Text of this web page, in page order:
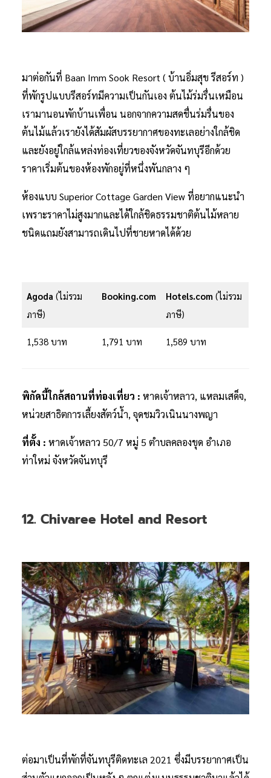
มาต่อกันที่ Baan Imm Sook Resort ( บ้านอิ่มสุข รีสอร์ท )
ที่พักรูปแบบรีสอร์ทมีความเป็นกันเอง ต้นไม้ร่มรื่นเหมือน
เรามานอนพักบ้านเพื่อน นอกจากความสดชื่นร่มรื่นของ
ต้นไม้แล้วเรายังได้สัมผัสบรรยากาศของทะเลอย่างใกล้ชิด
และยังอยู่ใกล้แหล่งท่องเที่ยวของจังหวัดจันทบุรีอีกด้วย
ราคาเริ่มต้นของห้องพักอยู่ที่หนึ่งพันกลาง ๆ
ห้องแบบ Superior Cottage Garden View ที่อยากแนะนำ
เพราะราคาไม่สูงมากและได้ใกล้ชิดธรรมชาติต้นไม้หลาย
ชนิดแถมยังสามารถเดินไปที่ชายหาดได้ด้วย
Agoda (ไม่รวม
ภาษี)
Booking.com Hotels.com (ไม่รวม
ภาษี)
1,538 บาท 1,791 บาท 1,589 บาท
พิกัดนี้ใกล้สถานที่ท่องเที่ยว : หาดเจ้าหลาว, แหลมเสด็จ,
หน่วยสาธิตการเลี้ยงสัตว์น้ำ, จุดชมวิวเนินนางพญา
ที่ตั้ง : หาดเจ้าหลาว 50/7 หมู่ 5 ตำบลคลองขุด อำเภอ
ท่าใหม่ จังหวัดจันทบุรี
12. Chivaree Hotel and Resort
ต่อมาเป็นที่พักที่จันทบุรีติดทะเล 2021 ซึ่งมีบรรยากาศเป็น